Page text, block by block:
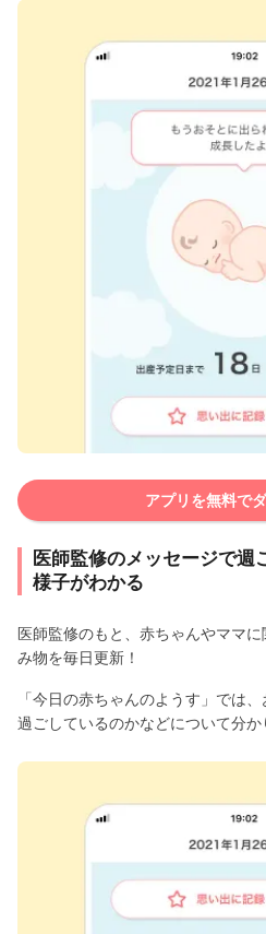
アプリを無料で
医師監修のメッセージで週
様子がわかる
医師監修のもと、赤ちゃんやママ
み物を毎日更新！
「今日の赤ちゃんのようす」では
過ごしているのかなどについて分か